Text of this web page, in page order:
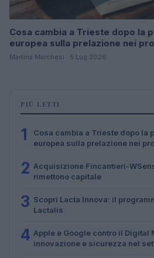
Cosa cambia a Trieste dopo la
europea sulla prelazione nei
Martina Marchesi · 5 Lug 2026
PIÙ LETTI
1
Cosa cambia a Trieste dopo la
europea sulla prelazione nei
2 Acquisizione Fincantieri-
rimettono capitale
3 Scopri Lacta Innova: il
Lactalis
4 Apple e Google contro il Digital
innovazione e sicurezza nel